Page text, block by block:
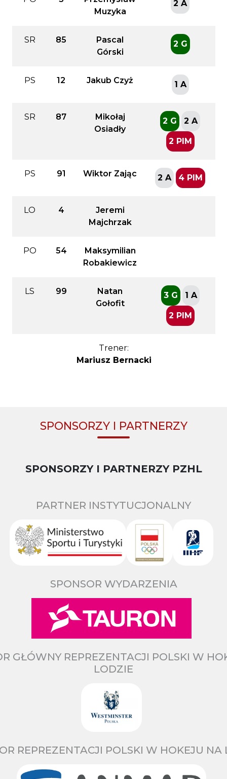
Muzyka
2 A
SR 85
Pascal
Górski
2 G
PS 12 Jakub Czyż 1 A
SR 87
Mikołaj
Osiadły
2 G 2 A
2 PIM
PS 91 Wiktor Zając 2 A 4 PIM
LO 4
Jeremi
Majchrzak
PO 54
Maksymilian
Robakiewicz
LS 99
Natan
Gołofit
3 G 1 A
2 PIM
Trener:
Mariusz Bernacki
SPONSORZY I PARTNERZY
SPONSORZY I PARTNERZY PZHL
PARTNER INSTYTUCJONALNY
SPONSOR WYDARZENIA
GŁÓWNY REPREZENTACJI POLSKI W
LODZIE
REPREZENTACJI POLSKI W HOKEJU NA